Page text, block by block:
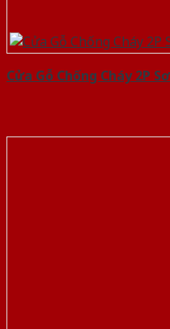
Cửa Gỗ Chống Cháy 2P